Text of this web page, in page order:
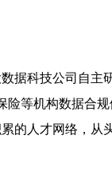
据科技公司自主
等机构数据合
的人才网络，从